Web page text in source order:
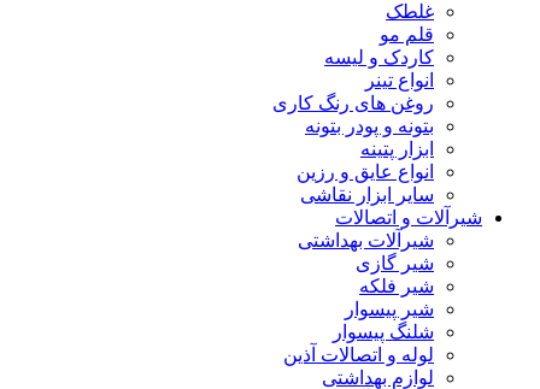
غلطک
قلم مو
کاردک و لیسه
انواع تینر
روغن های رنگ کاری
بتونه و پودر بتونه
ابزار پتینه
انواع عایق و رزین
سایر ابزار نقاشی
شیرآلات و اتصالات
شیرآلات بهداشتی
شیر گازی
شیر فلکه
شیر پیسوار
شلنگ پیسوار
لوله و اتصالات آذین
لوازم بهداشتی